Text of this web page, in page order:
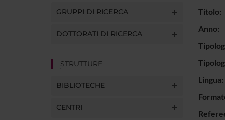
GRUPPI DI RICERCA
DOTTORATI DI RICERCA
STRUTTURE
BIBLIOTECHE
CENTRI
Titolo:
Anno:
Lingua: